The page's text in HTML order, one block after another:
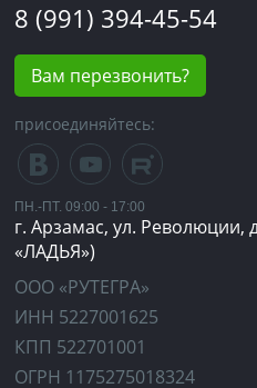
8 (991) 394-45-54
Вам перезвонить?
присоединяйтесь:
ПН.-ПТ. 09:00 - 17:00
г. Арзамас, ул. Революции,
«ЛАДЬЯ»)
ООО «РУТЕГРА»
ИНН 5227001625
КПП 522701001
ОГРН 1175275018324